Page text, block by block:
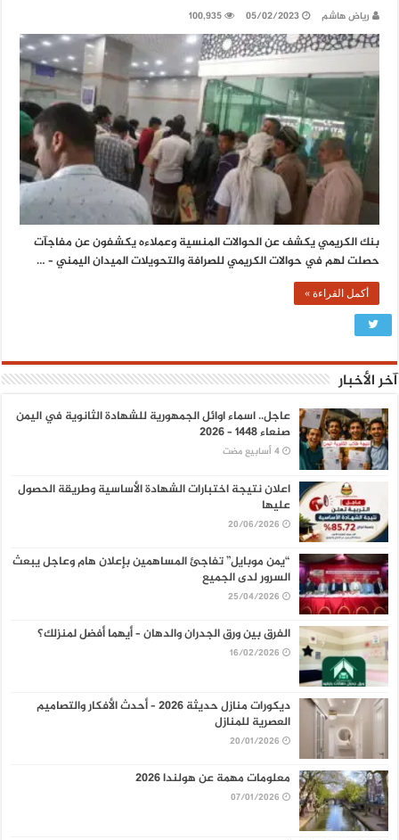
رياض هاشم 05/02/2023
100,935
بنك الكريمي يكشف عن الحوالات المنسية وعملاءه يكشفون عن مفاجآت
حصلت لهم في حوالات الكريمي للصرافة والتحويلات الميدان اليمني – …
أكمل القراءة »
آخر الأخبار
عاجل.. اسماء اوائل الجمهورية للشهادة الثانوية في اليمن
صنعاء 1448 – 2026
اعلان نتيجة اختبارات الشهادة الأساسية وطريقة الحصول
عليها
20/06/2026
“يمن موبايل” تفاجئ المساهمين بإعلان هام وعاجل يبعث
السرور لدى الجميع
25/04/2026
الفرق بين ورق الجدران والدهان – أيهما أفضل لمنزلك؟
16/02/2026
ديكورات منازل حديثة 2026 – أحدث الأفكار والتصاميم
العصرية للمنازل
20/01/2026
معلومات مهمة عن هولندا 2026
07/01/2026